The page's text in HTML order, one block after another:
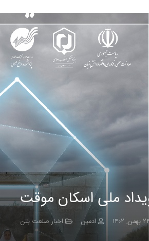
ملی اسکان موقت
۱۴۰۲ ادمین اخبار صنعت بتن